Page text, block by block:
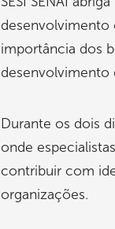
desenvolvimento
importância dos
desenvolvimento
Durante os dois
onde
contribuir com
organizações.